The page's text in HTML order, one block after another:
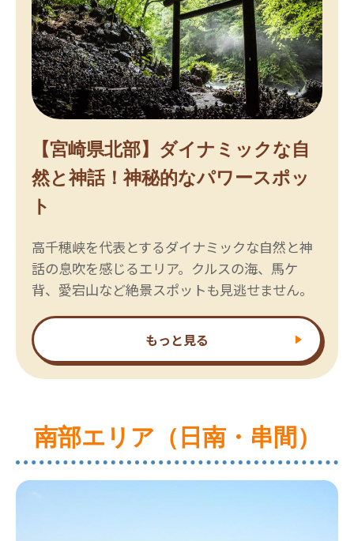
【宮崎県北部】ダイナミックな自
然と神話！神秘的なパワースポッ
ト
高千穂峡を代表とするダイナミックな自然と神
話の息吹を感じるエリア。クルスの海、馬ケ
背、愛宕山など絶景スポットも見逃せません。
もっと見る
南部エリア（日南・串間）